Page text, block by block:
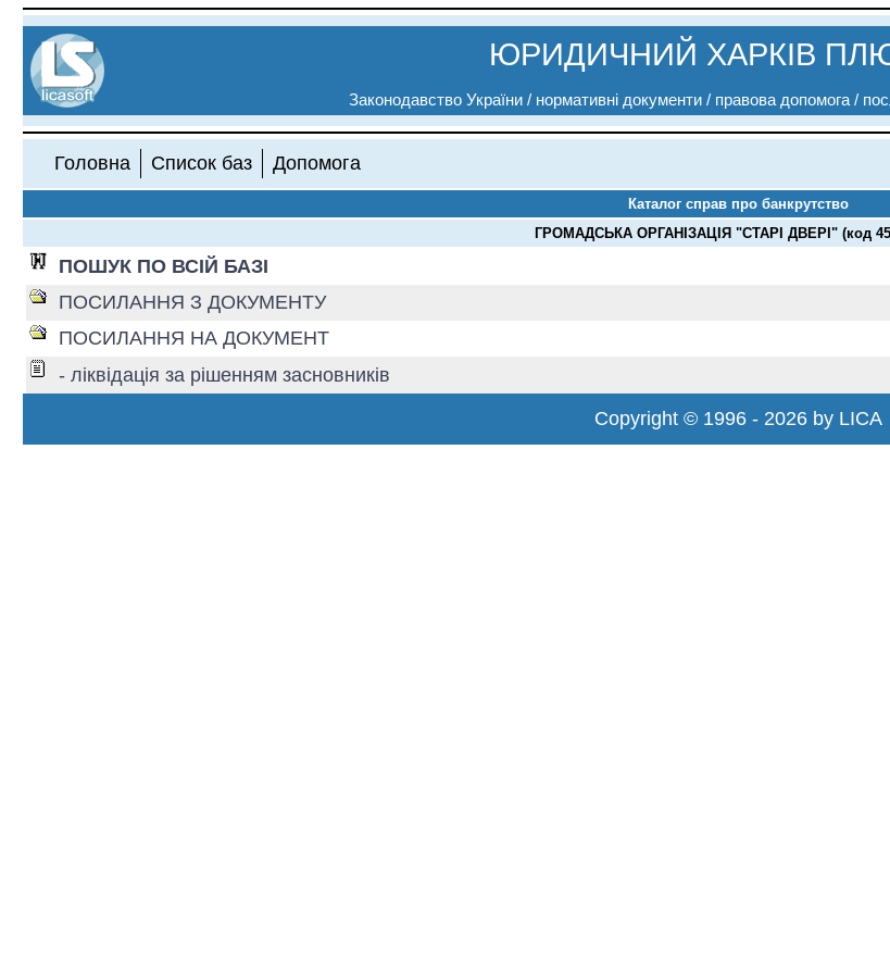
ЮРИДИЧНИЙ ХАРКІВ
Законодавство України / нормативні документи / правова допомога /
Головна Список баз Допомога
Каталог справ про банкрутство
ГРОМАДСЬКА ОРГАНІЗАЦІЯ "СТАРІ ДВЕРІ" (код
ПОШУК ПО ВСІЙ БАЗІ
ПОСИЛАННЯ З ДОКУМЕНТУ
ПОСИЛАННЯ НА ДОКУМЕНТ
- ліквідація за рішенням засновників
Copyright © 1996 - 2026 by LICA